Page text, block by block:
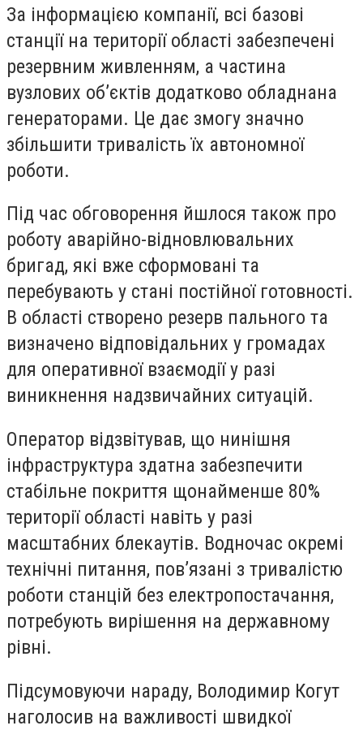
За інформацією компанії, всі базові
станції на території області забезпечені
резервним живленням, а частина
вузлових об’єктів додатково обладнана
генераторами. Це дає змогу значно
збільшити тривалість їх автономної
роботи.
Під час обговорення йшлося також про
роботу аварійно-відновлювальних
бригад, які вже сформовані та
перебувають у стані постійної готовності.
В області створено резерв пального та
визначено відповідальних у громадах
для оперативної взаємодії у разі
виникнення надзвичайних ситуацій.
Оператор відзвітував, що нинішня
інфраструктура здатна забезпечити
стабільне покриття щонайменше 80%
території області навіть у разі
масштабних блекаутів. Водночас окремі
технічні питання, пов’язані з тривалістю
роботи станцій без електропостачання,
потребують вирішення на державному
рівні.
Підсумовуючи нараду, Володимир Когут
наголосив на важливості швидкої